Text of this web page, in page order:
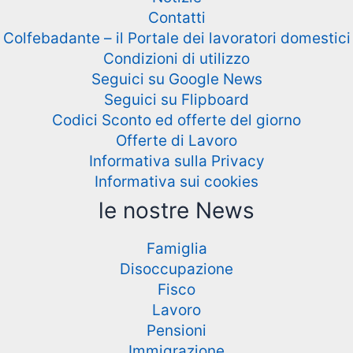
Contatti
Colfebadante – il Portale dei lavoratori domestici
Condizioni di utilizzo
Seguici su Google News
Seguici su Flipboard
Codici Sconto ed offerte del giorno
Offerte di Lavoro
Informativa sulla Privacy
Informativa sui cookies
le nostre News
Famiglia
Disoccupazione
Fisco
Lavoro
Pensioni